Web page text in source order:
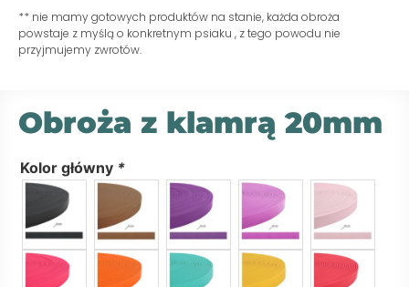
** nie mamy gotowych produktów na stanie, każda obroża
powstaje z myślą o konkretnym psiaku , z tego powodu nie
przyjmujemy zwrotów.
Obroża z klamrą 20mm
Kolor główny *